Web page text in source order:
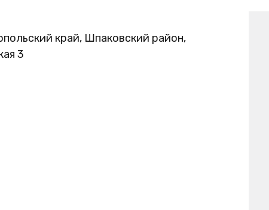
край, Шпаковский район,
3